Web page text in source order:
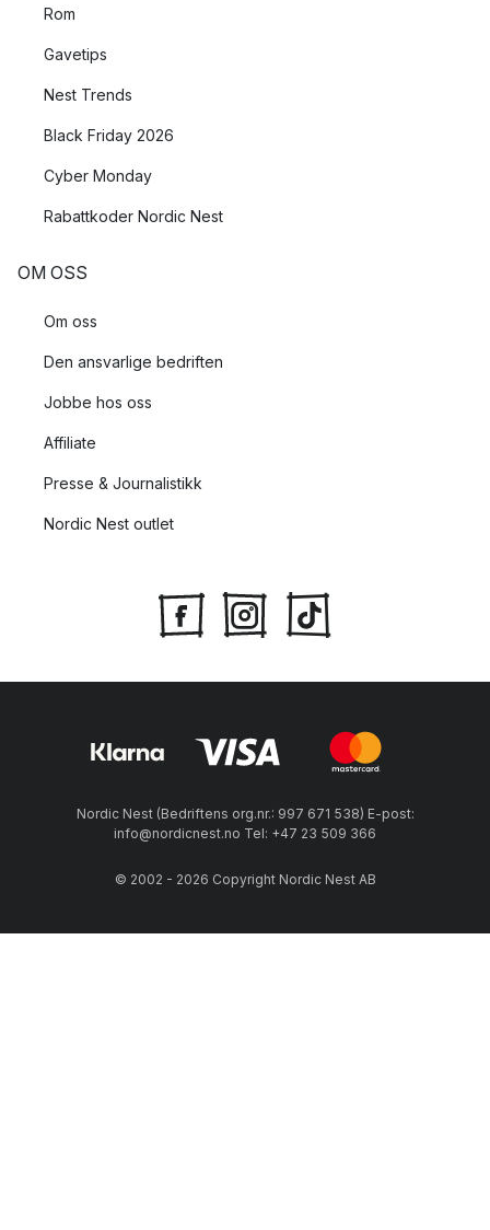
Rom
Gavetips
Nest Trends
Black Friday 2026
Cyber Monday
Rabattkoder Nordic Nest
OM OSS
Om oss
Den ansvarlige bedriften
Jobbe hos oss
Affiliate
Presse & Journalistikk
Nordic Nest outlet
Nordic Nest (Bedriftens org.nr.: 997 671 538) E-post:
info@nordicnest.no Tel: +47 23 509 366
© 2002 - 2026 Copyright Nordic Nest AB